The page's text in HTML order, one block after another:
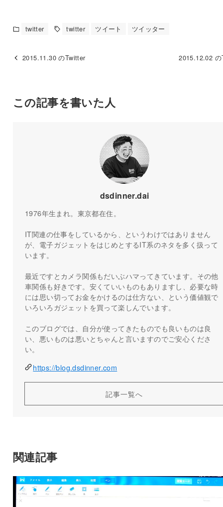
twitter twitter ツイート ツイッター
2015.11.30 のTwitter 2015.12.02
この記事を書いた人
dsdinner.dai
1976年生まれ。東京都在住。
IT関連の仕事をしているから、というわけではありません
が、電子ガジェットをはじめとするIT系のネタを多く扱って
います。
最近ですとカメラ関係もだいぶハマってきています。その他
車関係も好きです。安くていいものもありますし、必要な時
には思い切ってお金をかけるのは仕方ない、という価値観で
いろいろガジェットを買って楽しんでいます。
このブログでは、自分が使ってきたものでも良いものは良
い、悪いものは悪いとちゃんと言いますのでご安心くださ
い。
https://blog.dsdinner.com
記事一覧へ
関連記事